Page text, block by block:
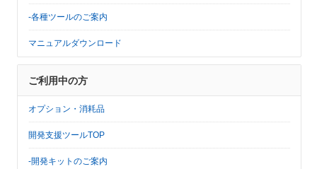
-各種ツールのご案内
マニュアルダウンロード
ご利用中の方
オプション・消耗品
開発支援ツールTOP
-開発キットのご案内